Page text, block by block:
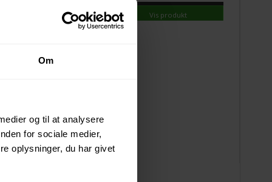
Om
og til at analysere
for sociale medier,
oplysninger, du har givet
469,00 DKK Vis produkt